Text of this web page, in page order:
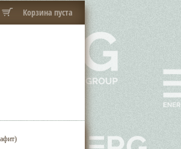
Корзина пуста